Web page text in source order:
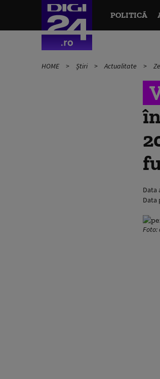
POLITICĂ
HOME Știri Actualitate
Data
Data
Foto: